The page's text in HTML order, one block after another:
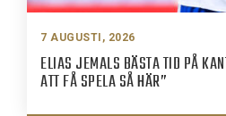
7 AUGUSTI, 2026
ELIAS JEMALS BÄSTA TID PÅ
ATT FÅ SPELA SÅ HÄR”